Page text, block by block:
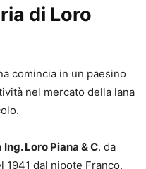
di Loro
comincia in un paesino
nel mercato della lana
Ing. Loro Piana & C. da
1941 dal nipote Franco.